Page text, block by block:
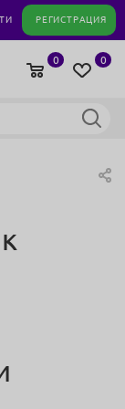
РЕГИСТРАЦИЯ
0
0